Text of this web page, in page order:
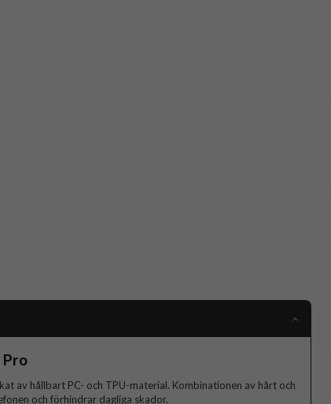
Pro
av hållbart PC- och TPU-material. Kombinationen av hårt och
och förhindrar dagliga skador.